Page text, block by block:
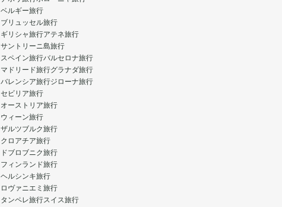
ベルギー旅行
ブリュッセル旅行
ギリシャ旅行アテネ旅行
サントリーニ島旅行
スペイン旅行バルセロナ旅行
マドリード旅行グラナダ旅行
バレンシア旅行ジローナ旅行
セビリア旅行
オーストリア旅行
ウィーン旅行
ザルツブルク旅行
クロアチア旅行
ドブロブニク旅行
フィンランド旅行
ヘルシンキ旅行
ロヴァニエミ旅行
タンペレ旅行スイス旅行